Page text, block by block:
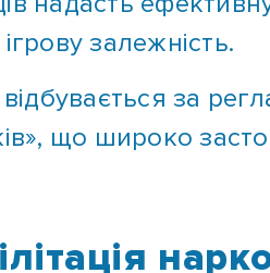
залежність.
що широко